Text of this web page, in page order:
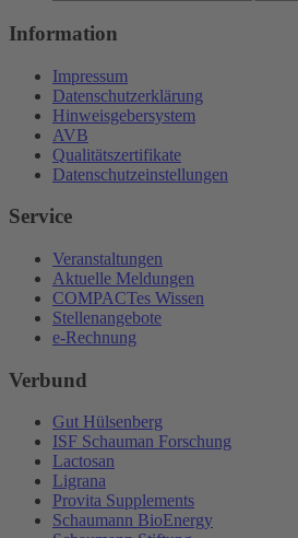
Information
Impressum
Datenschutzerklärung
Hinweisgebersystem
AVB
Qualitätszertifikate
Datenschutzeinstellungen
Service
Veranstaltungen
Aktuelle Meldungen
COMPACTes Wissen
Stellenangebote
e-Rechnung
Verbund
Gut Hülsenberg
ISF Schauman Forschung
Lactosan
Ligrana
Provita Supplements
Schaumann BioEnergy